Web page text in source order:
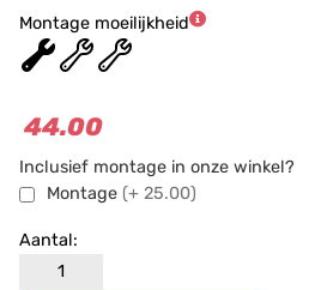
Montage moeilijkheid
★★★
44.00
Inclusief montage in onze winkel?
Montage (+ 25.00)